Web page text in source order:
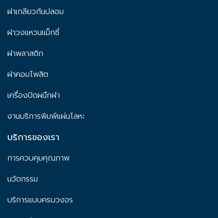
ฝาเกลียวกันปลอม
ฝาวงแหวนแม็กซี่
ฝาพลาสติก
ฝาคอมโพสิต
เครื่องปิดผนึกฝา
งานบริการพิมพ์แผ่นโลหะ
บริการของเรา
การควบคุมคุณภาพ
นวัตกรรม
บริการแบบครบวงจร